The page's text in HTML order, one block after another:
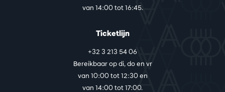
van 14:00 tot 16:45.
Ticketlijn
+32 3 213 54 06
Bereikbaar op di, do en vr
van 10:00 tot 12:30 en
van 14:00 tot 17:00.